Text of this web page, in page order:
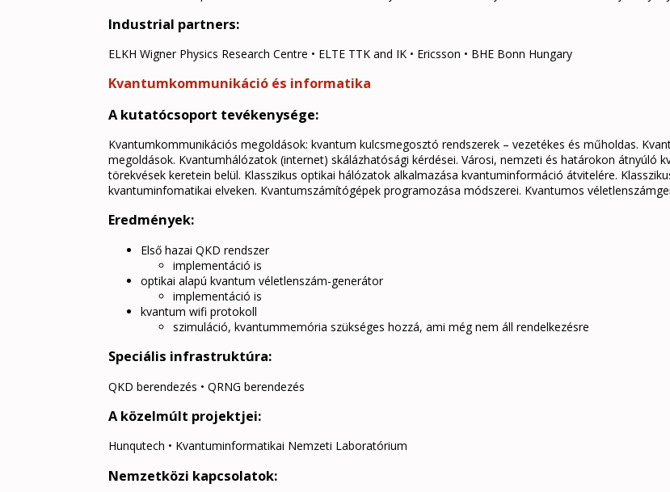
Industrial partners:
ELKH Wigner Physics Research Centre • ELTE TTK and IK • Ericsson • BHE Bonn Hungary
Kvantumkommunikáció és informatika
A kutatócsoport tevékenysége:
Kvantumkommunikációs megoldások: kvantum kulcsmegosztó rendszerek – vezetékes és műholdas.
megoldások. Kvantumhálózatok (internet) skálázhatósági kérdései. Városi, nemzeti és határokon átnyúló
törekvések keretein belül. Klasszikus optikai hálózatok alkalmazása kvantuminformáció átvitelére.
kvantuminfomatikai elveken. Kvantumszámítógépek programozása módszerei. Kvantumos
Eredmények:
Első hazai QKD rendszer
implementáció is
optikai alapú kvantum véletlenszám-generátor
implementáció is
kvantum wifi protokoll
szimuláció, kvantummemória szükséges hozzá, ami még nem áll rendelkezésre
Speciális infrastruktúra:
QKD berendezés • QRNG berendezés
A közelmúlt projektjei:
Hunqutech • Kvantuminformatikai Nemzeti Laboratórium
Nemzetközi kapcsolatok: